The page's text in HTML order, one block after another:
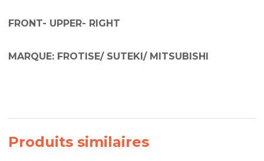
FRONT- UPPER- RIGHT
MARQUE: FROTISE/ SUTEKI/ MITSUBISHI
Produits similaires